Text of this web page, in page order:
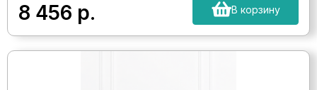
8 456 р. В корзину